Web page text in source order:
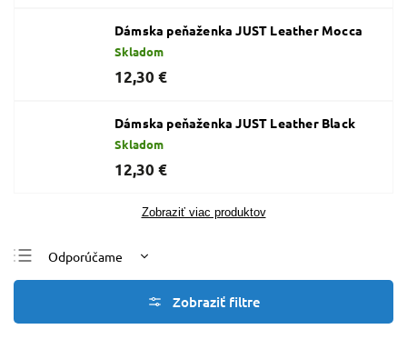
Dámska peňaženka JUST Leather Mocca
Skladom
12,30 €
Dámska peňaženka JUST Leather Black
Skladom
12,30 €
Zobraziť viac produktov
Odporúčame
Najlacnejšie